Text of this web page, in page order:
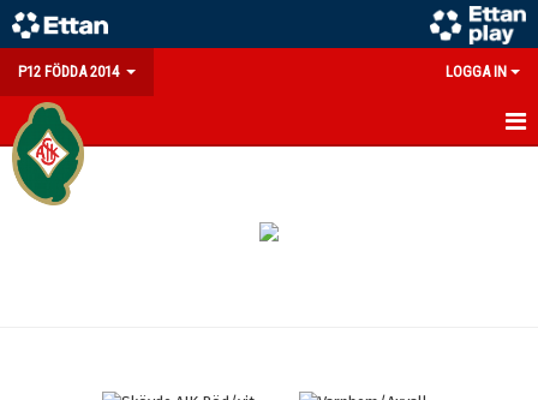
P12 FÖDDA 2014 LOGGA IN
HEM